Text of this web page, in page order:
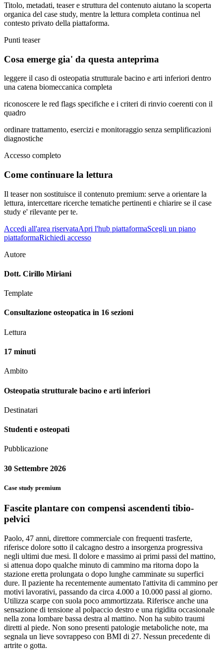
Titolo, metadati, teaser e struttura del contenuto aiutano la scoperta
organica del case study, mentre la lettura completa continua nel
contesto privato della piattaforma.
Punti teaser
Cosa emerge gia' da questa anteprima
leggere il caso di osteopatia strutturale bacino e arti inferiori dentro
una catena biomeccanica completa
riconoscere le red flags specifiche e i criteri di rinvio coerenti con il
quadro
ordinare trattamento, esercizi e monitoraggio senza semplificazioni
diagnostiche
Accesso completo
Come continuare la lettura
Il teaser non sostituisce il contenuto premium: serve a orientare la
lettura, intercettare ricerche tematiche pertinenti e chiarire se il case
study e' rilevante per te.
Accedi all'area riservataApri l'hub piattaformaScegli un piano
piattaformaRichiedi accesso
Autore
Dott. Cirillo Miriani
Template
Consultazione osteopatica in 16 sezioni
Lettura
17 minuti
Ambito
Osteopatia strutturale bacino e arti inferiori
Destinatari
Studenti e osteopati
Pubblicazione
30 Settembre 2026
Case study premium
Fascite plantare con compensi ascendenti tibio-
pelvici
Paolo, 47 anni, direttore commerciale con frequenti trasferte,
riferisce dolore sotto il calcagno destro a insorgenza progressiva
negli ultimi due mesi. Il dolore e massimo ai primi passi del mattino,
si attenua dopo qualche minuto di cammino ma ritorna dopo la
stazione eretta prolungata o dopo lunghe camminate su superfici
dure. Il paziente ha recentemente aumentato l'attivita di cammino per
motivi lavorativi, passando da circa 4.000 a 10.000 passi al giorno.
Utilizza scarpe con suola poco ammortizzata. Riferisce anche una
sensazione di tensione al polpaccio destro e una rigidita occasionale
nella zona lombare bassa destra al mattino. Non ha subito traumi
diretti al piede. Non sono presenti patologie metaboliche note, ma
segnala un lieve sovrappeso con BMI di 27. Nessun precedente di
artrite o gotta.